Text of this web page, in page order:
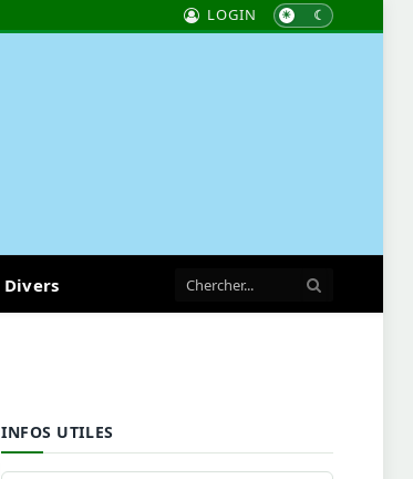
LOGIN
Divers
INFOS UTILES